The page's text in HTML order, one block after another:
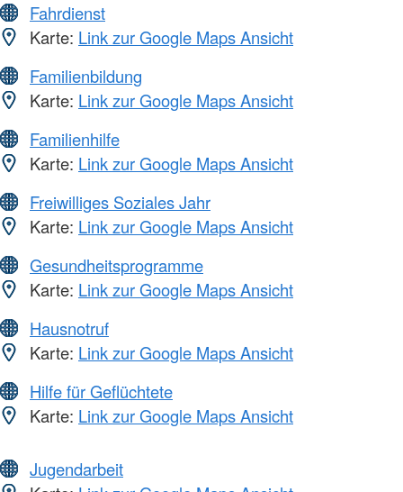
Fahrdienst
Karte: Link zur Google Maps Ansicht
Familienbildung
Karte: Link zur Google Maps Ansicht
Familienhilfe
Karte: Link zur Google Maps Ansicht
Freiwilliges Soziales Jahr
Karte: Link zur Google Maps Ansicht
Gesundheitsprogramme
Karte: Link zur Google Maps Ansicht
Hausnotruf
Karte: Link zur Google Maps Ansicht
Hilfe für Geflüchtete
Karte: Link zur Google Maps Ansicht
Jugendarbeit